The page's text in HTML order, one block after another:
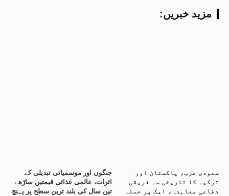
:مزید خبریں
جنگوں اور موسمیاتی تبدیلی کے
اثرات، عالمی غذائی قیمتیں ساڑھے
تین سال کی بلند ترین سطح پر پہنچ
سعودی عرب، پاکستان اور
ترکیہ کا تاریخی سہ فریقی
دفاعی معاہدہ، ایک پر حملہ